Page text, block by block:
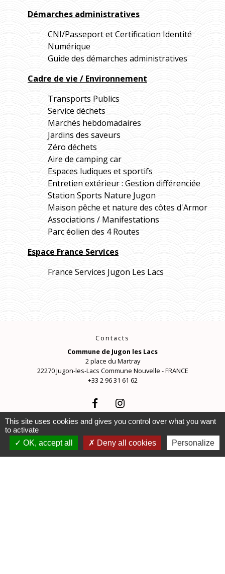
Démarches administratives
CNI/Passeport et Certification Identité
Numérique
Guide des démarches administratives
Cadre de vie / Environnement
Transports Publics
Service déchets
Marchés hebdomadaires
Jardins des saveurs
Zéro déchets
Aire de camping car
Espaces ludiques et sportifs
Entretien extérieur : Gestion différenciée
Station Sports Nature Jugon
Maison pêche et nature des côtes d'Armor
Associations / Manifestations
Parc éolien des 4 Routes
Espace France Services
France Services Jugon Les Lacs
Contacts
Commune de Jugon les Lacs
2 place du Martray
22270 Jugon-les-Lacs Commune Nouvelle - FRANCE
+33 2 96 31 61 62
This site uses cookies and gives you control over what you want
to activate
OK, accept all
Deny all cookies Personalize